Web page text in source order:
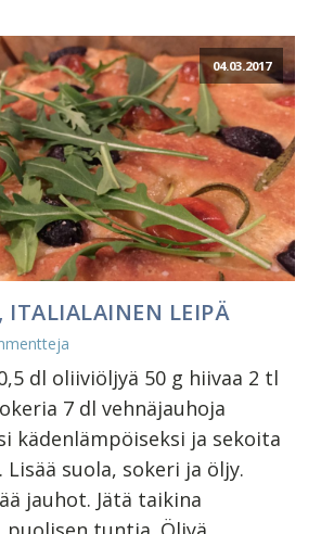
04.03.2017
ITALIALAINEN LEIPÄ
dl oliiviöljyä 50 g hiivaa 2 tl
7 dl vehnäjauhoja
kädenlämpöiseksi ja sekoita
Lisää suola, sokeri ja öljy.
jauhot. Jätä taikina